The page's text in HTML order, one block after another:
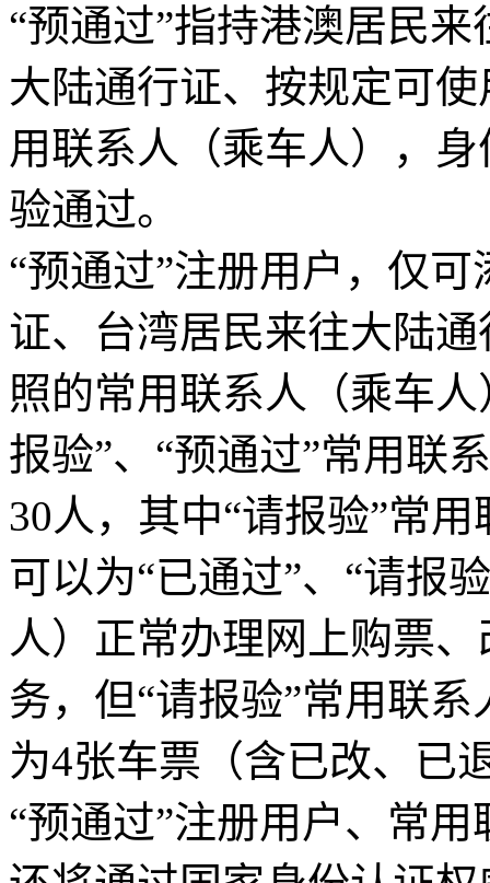
“预通过”指持港澳居民
大陆通行证、按规定可
用联系人（乘车人），
验通过。
“预通过”注册用户，仅
证、台湾居民来往大陆
照的常用联系人（乘车
报验”、“预通过”常用联
30人，其中“请报验”常
可以为“已通过”、“请报
人）正常办理网上购票
务，但“请报验”常用联
为4张车票（含已改、已
“预通过”注册用户、常